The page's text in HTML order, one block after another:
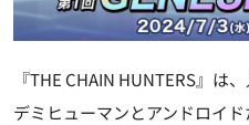
『THE CHAIN HUNTERS』は
デミヒューマンとアンドロイ